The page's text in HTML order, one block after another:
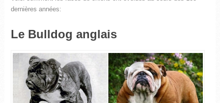
dernières années:
Le Bulldog anglais